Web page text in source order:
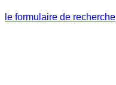
le formulaire de recherche